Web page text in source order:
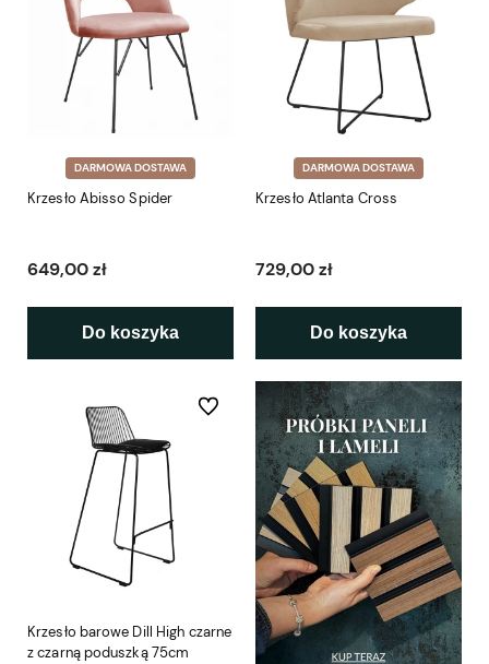
DARMOWA DOSTAWA
Krzesło Abisso Spider
649,00 zł
Do koszyka
DARMOWA DOSTAWA
Krzesło Atlanta Cross
729,00 zł
Do koszyka
Krzesło barowe Dill High czarne
z czarną poduszką 75cm
Do ulubionych